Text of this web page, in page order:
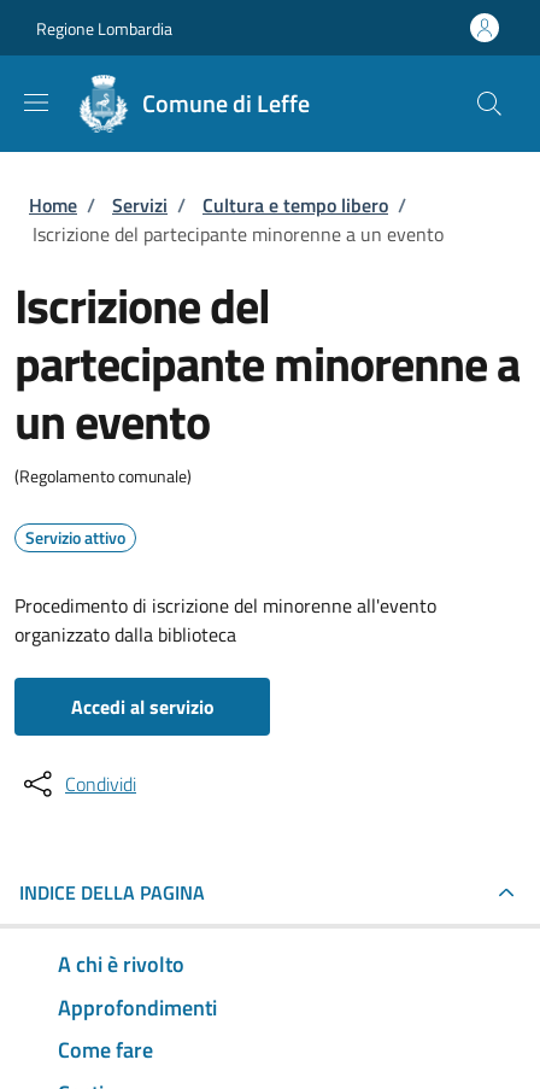
Regione Lombardia
Comune di Leffe
Briciole di pane
Home / Servizi / Cultura e tempo libero /
Iscrizione del partecipante minorenne a un evento
Iscrizione del
partecipante minorenne a
un evento
(Regolamento comunale)
Servizio attivo
Procedimento di iscrizione del minorenne all'evento
organizzato dalla biblioteca
Accedi al servizio
Condividi
INDICE DELLA PAGINA
A chi è rivolto
Approfondimenti
Come fare